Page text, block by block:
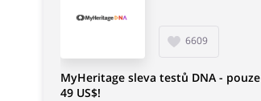
6609
MyHeritage sleva testů DNA - pouze
49 US$!